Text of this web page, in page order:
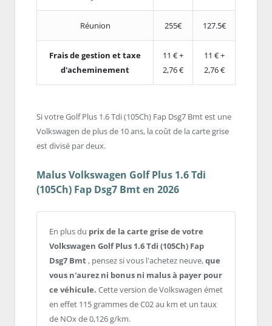
Réunion 255€ 127.5€
Frais de gestion et taxe
d'acheminement
11 € +
2,76 €
11 € +
2,76 €
Si votre Golf Plus 1.6 Tdi (105Ch) Fap Dsg7 Bmt est une
Volkswagen de plus de 10 ans, la coût de la carte grise
est divisé par deux.
Malus Volkswagen Golf Plus 1.6 Tdi
(105Ch) Fap Dsg7 Bmt en 2026
En plus du prix de la carte grise de votre
Volkswagen Golf Plus 1.6 Tdi (105Ch) Fap
Dsg7 Bmt , pensez si vous l'achetez neuve,que
vous n'aurez ni bonus ni malus à payer pour
ce véhicule. Cette version de Volkswagen émet
en effet 115 grammes de C02 au km et un taux
de NOx de 0,126 g/km.